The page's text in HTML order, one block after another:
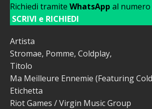
Richiedi tramite WhatsApp al numero
SCRIVI e RICHIEDI
Artista
Stromae, Pomme, Coldplay,
Titolo
Ma Meilleure Ennemie (Featuring
Etichetta
Riot Games / Virgin Music Group